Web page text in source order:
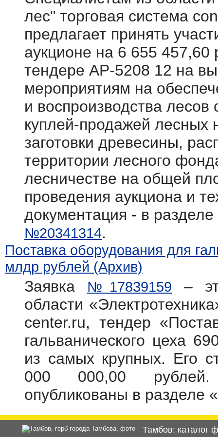
лес" торговая система
предлагает принять
аукционе на 6 655 457,60
тендере АР-5208 12 на
мероприятиям на
и воспроизводства
куплей-продажей лесных
заготовки древесины,
территории лесного
лесничестве на общей
проведения аукциона и
документация - в
№20341314.
Поставка оборудования для
млдр рублей (Архив)
Заявка №17839159 –
области
center.ru, тендер
гальванического цеха
из самых крупных. Его
000 000,00 рублей.
опубликованы в разделе
Тамбов: каталог